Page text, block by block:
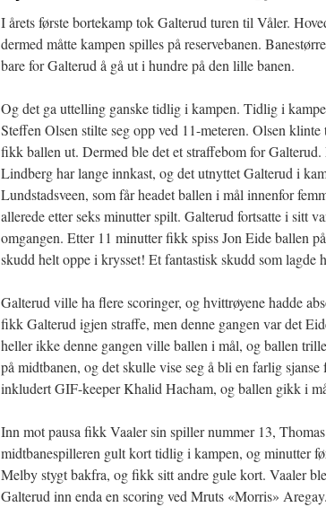
I årets første bortekamp tok Galterud turen til Våler.
dermed måtte kampen spilles på reservebanen.
bare for Galterud å gå ut i hundre på den lille banen.
Og det ga uttelling ganske tidlig i kampen. Tidlig i
Steffen Olsen stilte seg opp ved 11-meteren. Olsen
fikk ballen ut. Dermed ble det et straffebom for
Lindberg har lange innkast, og det utnyttet Galterud i
Lundstadsveen, som får headet ballen i mål innenfor
allerede etter seks minutter spilt. Galterud fortsatte i sitt
omgangen. Etter 11 minutter fikk spiss Jon Eide ballen
skudd helt oppe i krysset! Et fantastisk skudd som lagde
Galterud ville ha flere scoringer, og hvittrøyene hadde
fikk Galterud igjen straffe, men denne gangen var det
heller ikke denne gangen ville ballen i mål, og ballen
på midtbanen, og det skulle vise seg å bli en farlig
inkludert GIF-keeper Khalid Hacham, og ballen gikk i
Inn mot pausa fikk Vaaler sin spiller nummer 13,
midtbanespilleren gult kort tidlig i kampen, og minutter
Melby stygt bakfra, og fikk sitt andre gule kort. Vaaler
Galterud inn enda en scoring ved Mruts «Morris»